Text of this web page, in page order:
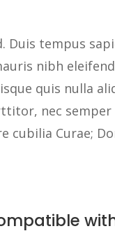
tempus
nibh
quis nulla
nec
cubilia Curae;